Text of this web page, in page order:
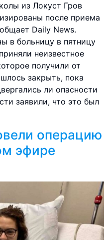
из Локуст Гров
после приема
Daily News.
в больницу в пятницу
неизвестное
получили от
закрыть, пока
ли опасности
заявили, что это был
операцию
эфире